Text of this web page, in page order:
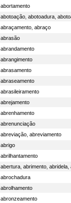
abortamento
abotoação abotoadura
abraçamento abraço
abrasão
abrandamento
abrangimento
abrasamento
abraseamento
abrasileiramento
abrejamento
abrenhamento
abrenunciação
abreviação abreviamento
abrigo
abrilhantamento
abertura abrimento abridela
abrochadura
abrolhamento
abronzeamento